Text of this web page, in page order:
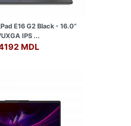
E16 G2 Black - 16.0”
IPS ...
MDL